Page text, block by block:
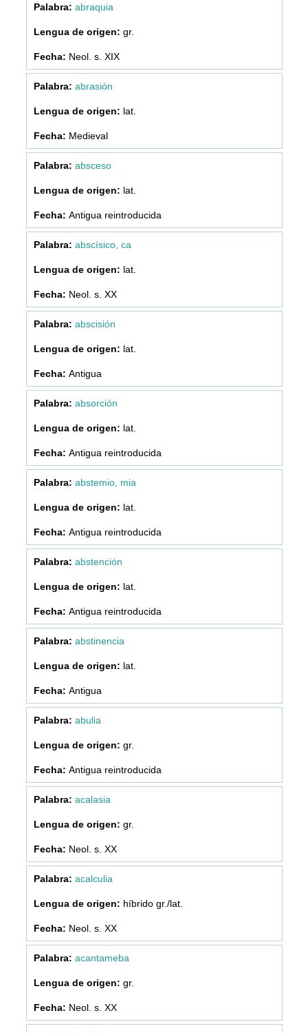
abraquia
gr.
Neol. s. XIX
abrasión
lat.
Medieval
absceso
lat.
Antigua reintroducida
abscísico, ca
lat.
Neol. s. XX
abscisión
lat.
Antigua
absorción
lat.
Antigua reintroducida
abstemio, mia
lat.
Antigua reintroducida
abstención
lat.
Antigua reintroducida
abstinencia
lat.
Antigua
abulia
gr.
Antigua reintroducida
acalasia
gr.
Neol. s. XX
acalculia
híbrido gr./lat.
Neol. s. XX
acantameba
gr.
Neol. s. XX